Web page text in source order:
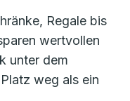
Regale bis
wertvollen
unter dem
weg als ein